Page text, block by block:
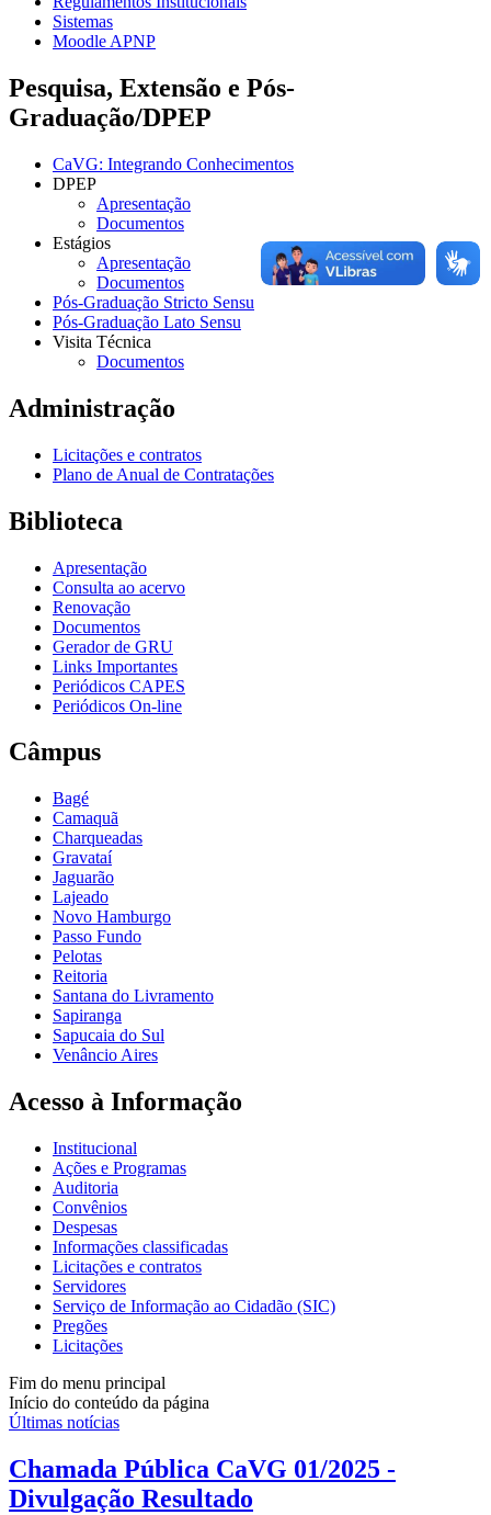
Sistemas
Moodle APNP
Pesquisa, Extensão e Pós-
Graduação/DPEP
CaVG: Integrando Conhecimentos
DPEP
Apresentação
Documentos
Estágios
Apresentação
Documentos
Pós-Graduação Stricto Sensu
Pós-Graduação Lato Sensu
Visita Técnica
Documentos
Administração
Licitações e contratos
Plano de Anual de Contratações
Biblioteca
Apresentação
Consulta ao acervo
Renovação
Documentos
Gerador de GRU
Links Importantes
Periódicos CAPES
Periódicos On-line
Câmpus
Bagé
Camaquã
Charqueadas
Gravataí
Jaguarão
Lajeado
Novo Hamburgo
Passo Fundo
Pelotas
Reitoria
Santana do Livramento
Sapiranga
Sapucaia do Sul
Venâncio Aires
Acesso à Informação
Institucional
Ações e Programas
Auditoria
Convênios
Despesas
Informações classificadas
Licitações e contratos
Servidores
Serviço de Informação ao Cidadão (SIC)
Pregões
Licitações
Fim do menu principal
Início do conteúdo da página
Últimas notícias
Chamada Pública CaVG 01/2025 -
Divulgação Resultado